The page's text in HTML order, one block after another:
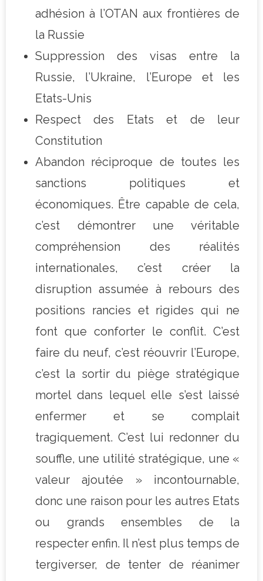
adhésion à l’OTAN aux frontières de
la Russie
Suppression des visas entre la
Russie, l’Ukraine, l’Europe et les
Etats-Unis
Respect des Etats et de leur
Constitution
Abandon réciproque de toutes les
sanctions politiques et
économiques. Être capable de cela,
c’est démontrer une véritable
compréhension des réalités
internationales, c’est créer la
disruption assumée à rebours des
positions rancies et rigides qui ne
font que conforter le conflit. C’est
faire du neuf, c’est réouvrir l’Europe,
c’est la sortir du piège stratégique
mortel dans lequel elle s’est laissé
enfermer et se complait
tragiquement. C’est lui redonner du
souffle, une utilité stratégique, une «
valeur ajoutée » incontournable,
donc une raison pour les autres Etats
ou grands ensembles de la
respecter enfin. Il n’est plus temps de
tergiverser, de tenter de réanimer